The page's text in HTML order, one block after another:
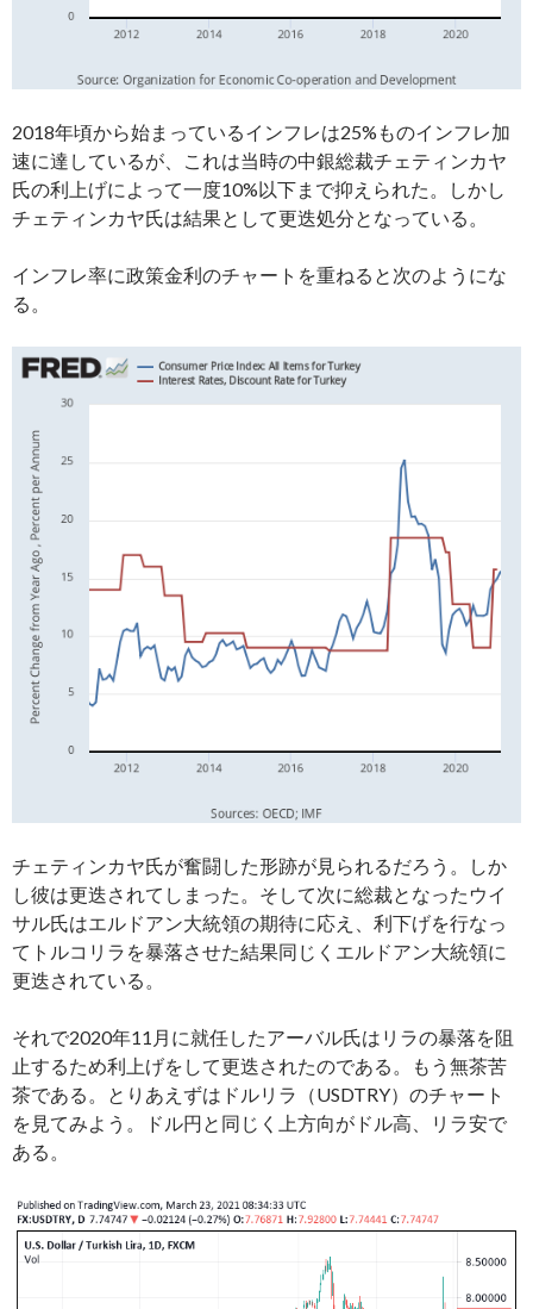
2018年頃から始まっているインフレは25%ものインフレ加
速に達しているが、これは当時の中銀総裁チェティンカヤ
氏の利上げによって一度10%以下まで抑えられた。しかし
チェティンカヤ氏は結果として更迭処分となっている。
インフレ率に政策金利のチャートを重ねると次のようにな
る。
チェティンカヤ氏が奮闘した形跡が見られるだろう。しか
し彼は更迭されてしまった。そして次に総裁となったウイ
サル氏はエルドアン大統領の期待に応え、利下げを行なっ
てトルコリラを暴落させた結果同じくエルドアン大統領に
更迭されている。
それで2020年11月に就任したアーバル氏はリラの暴落を阻
止するため利上げをして更迭されたのである。もう無茶苦
茶である。とりあえずはドルリラ（USDTRY）のチャート
を見てみよう。ドル円と同じく上方向がドル高、リラ安で
ある。